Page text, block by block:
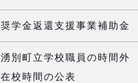
奨学金返還支援事業補助金
湧別町立学校職員の時間外
在校時間の公表